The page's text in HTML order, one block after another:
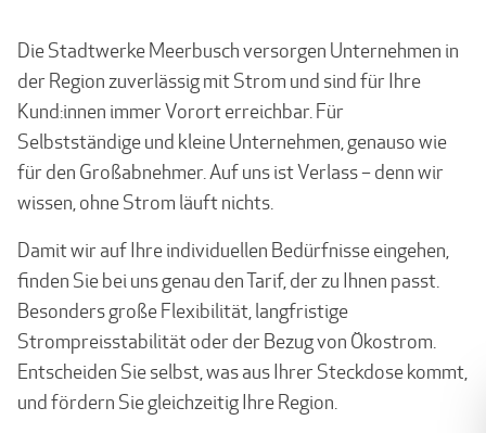
Die Stadtwerke Meerbusch versorgen Unternehmen in
der Region zuverlässig mit Strom und sind für Ihre
Kund:innen immer Vorort erreichbar. Für
Selbstständige und kleine Unternehmen, genauso wie
für den Großabnehmer. Auf uns ist Verlass – denn wir
wissen, ohne Strom läuft nichts.
Damit wir auf Ihre individuellen Bedürfnisse eingehen,
finden Sie bei uns genau den Tarif, der zu Ihnen passt.
Besonders große Flexibilität, langfristige
Strompreisstabilität oder der Bezug von Ökostrom.
Entscheiden Sie selbst, was aus Ihrer Steckdose kommt,
und fördern Sie gleichzeitig Ihre Region.